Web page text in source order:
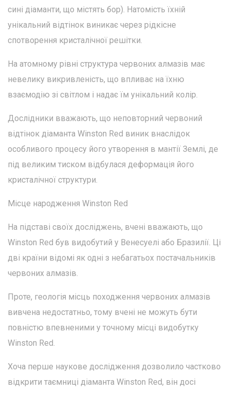
сині діаманти, що містять бор). Натомість їхній
унікальний відтінок виникає через рідкісне
спотворення кристалічної решітки.
На атомному рівні структура червоних алмазів має
невелику викривленість, що впливає на їхню
взаємодію зі світлом і надає їм унікальний колір.
Дослідники вважають, що неповторний червоний
відтінок діаманта Winston Red виник внаслідок
особливого процесу його утворення в мантії Землі, де
під великим тиском відбулася деформація його
кристалічної структури.
Місце народження Winston Red
На підставі своїх досліджень, вчені вважають, що
Winston Red був видобутий у Венесуелі або Бразилії. Ці
дві країни відомі як одні з небагатьох постачальників
червоних алмазів.
Проте, геологія місць походження червоних алмазів
вивчена недостатньо, тому вчені не можуть бути
повністю впевненими у точному місці видобутку
Winston Red.
Хоча перше наукове дослідження дозволило частково
відкрити таємниці діаманта Winston Red, він досі